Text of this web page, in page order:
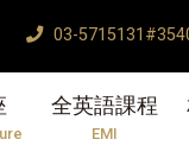
03-
全英語課程
EMI